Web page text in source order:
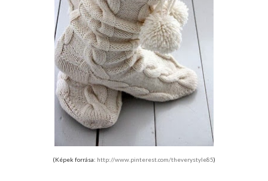
(Képek forrása: http://www.pinterest.com/theverystyle85)